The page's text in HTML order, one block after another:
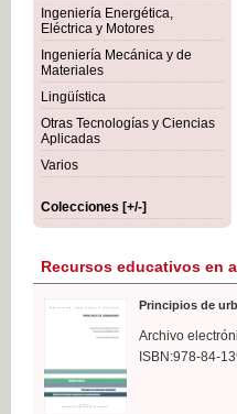
Ingeniería Energética,
Eléctrica y Motores
Ingeniería Mecánica y de
Materiales
Lingüística
Otras Tecnologías y Ciencias
Aplicadas
Varios
Colecciones [+/-]
Recursos educativos en
Principios de
Archivo
ISBN:978-84-